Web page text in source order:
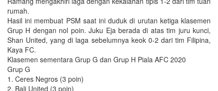
rumah.
Hasil ini membuat PSM saat ini duduk di urutan ketiga klasemen
Grup H dengan nol poin. Juku Eja berada di atas tim juru kunci,
Shan United, yang di laga sebelumnya keok 0-2 dari tim Filipina,
Kaya FC.
Klasemen sementara Grup G dan Grup H Piala AFC 2020
Grup G
1. Ceres Negros (3 poin)
2. Bali United (3 poin)